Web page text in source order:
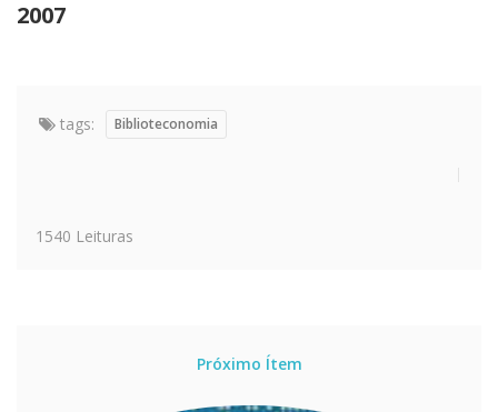
2007
tags: Biblioteconomia
1540 Leituras
Próximo Ítem